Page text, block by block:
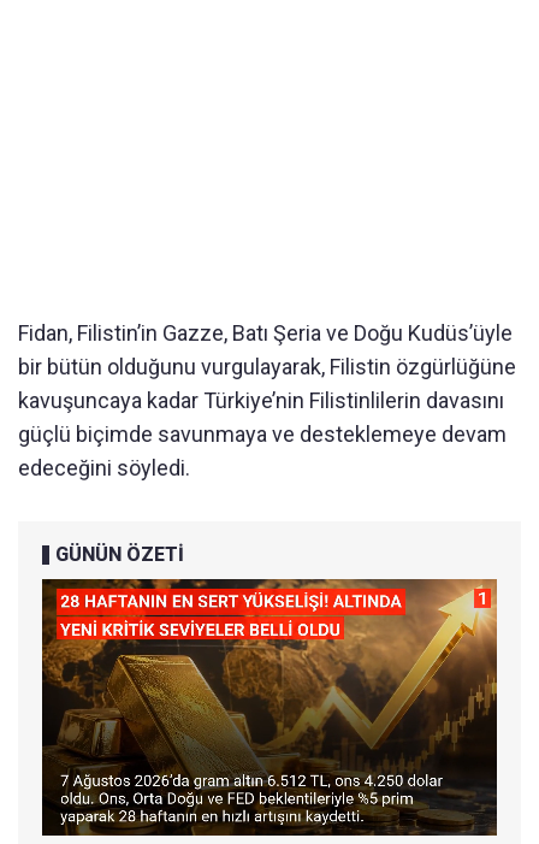
Fidan, Filistin’in Gazze, Batı Şeria ve Doğu Kudüs’üyle
bir bütün olduğunu vurgulayarak, Filistin özgürlüğüne
kavuşuncaya kadar Türkiye’nin Filistinlilerin davasını
güçlü biçimde savunmaya ve desteklemeye devam
edeceğini söyledi.
GÜNÜN ÖZETİ